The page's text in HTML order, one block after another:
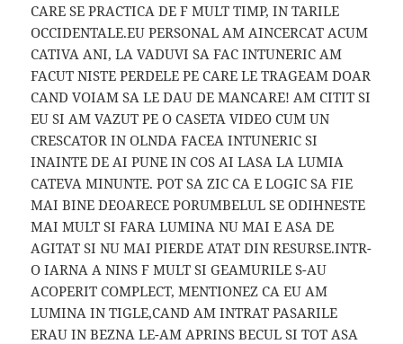
CARE SE PRACTICA DE F MULT TIMP, IN TARILE
OCCIDENTALE.EU PERSONAL AM AINCERCAT ACUM
CATIVA ANI, LA VADUVI SA FAC INTUNERIC AM
FACUT NISTE PERDELE PE CARE LE TRAGEAM DOAR
CAND VOIAM SA LE DAU DE MANCARE! AM CITIT SI
EU SI AM VAZUT PE O CASETA VIDEO CUM UN
CRESCATOR IN OLNDA FACEA INTUNERIC SI
INAINTE DE AI PUNE IN COS AI LASA LA LUMIA
CATEVA MINUNTE. POT SA ZIC CA E LOGIC SA FIE
MAI BINE DEOARECE PORUMBELUL SE ODIHNESTE
MAI MULT SI FARA LUMINA NU MAI E ASA DE
AGITAT SI NU MAI PIERDE ATAT DIN RESURSE.INTR-
O IARNA A NINS F MULT SI GEAMURILE S-AU
ACOPERIT COMPLECT, MENTIONEZ CA EU AM
LUMINA IN TIGLE,CAND AM INTRAT PASARILE
ERAU IN BEZNA LE-AM APRINS BECUL SI TOT ASA